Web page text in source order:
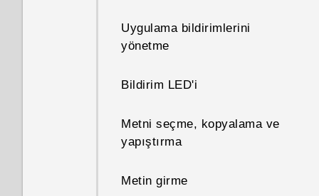
izinleri vermem hatırlatılmaya
devam ediyor. Neden?
kullanılamayacağını nasıl
bilebilirim?
Telefonumun internet
Uygulama bildirimlerini
yönetme
Bildirim LED'i
Metni seçme, kopyalama ve
yapıştırma
Metin girme